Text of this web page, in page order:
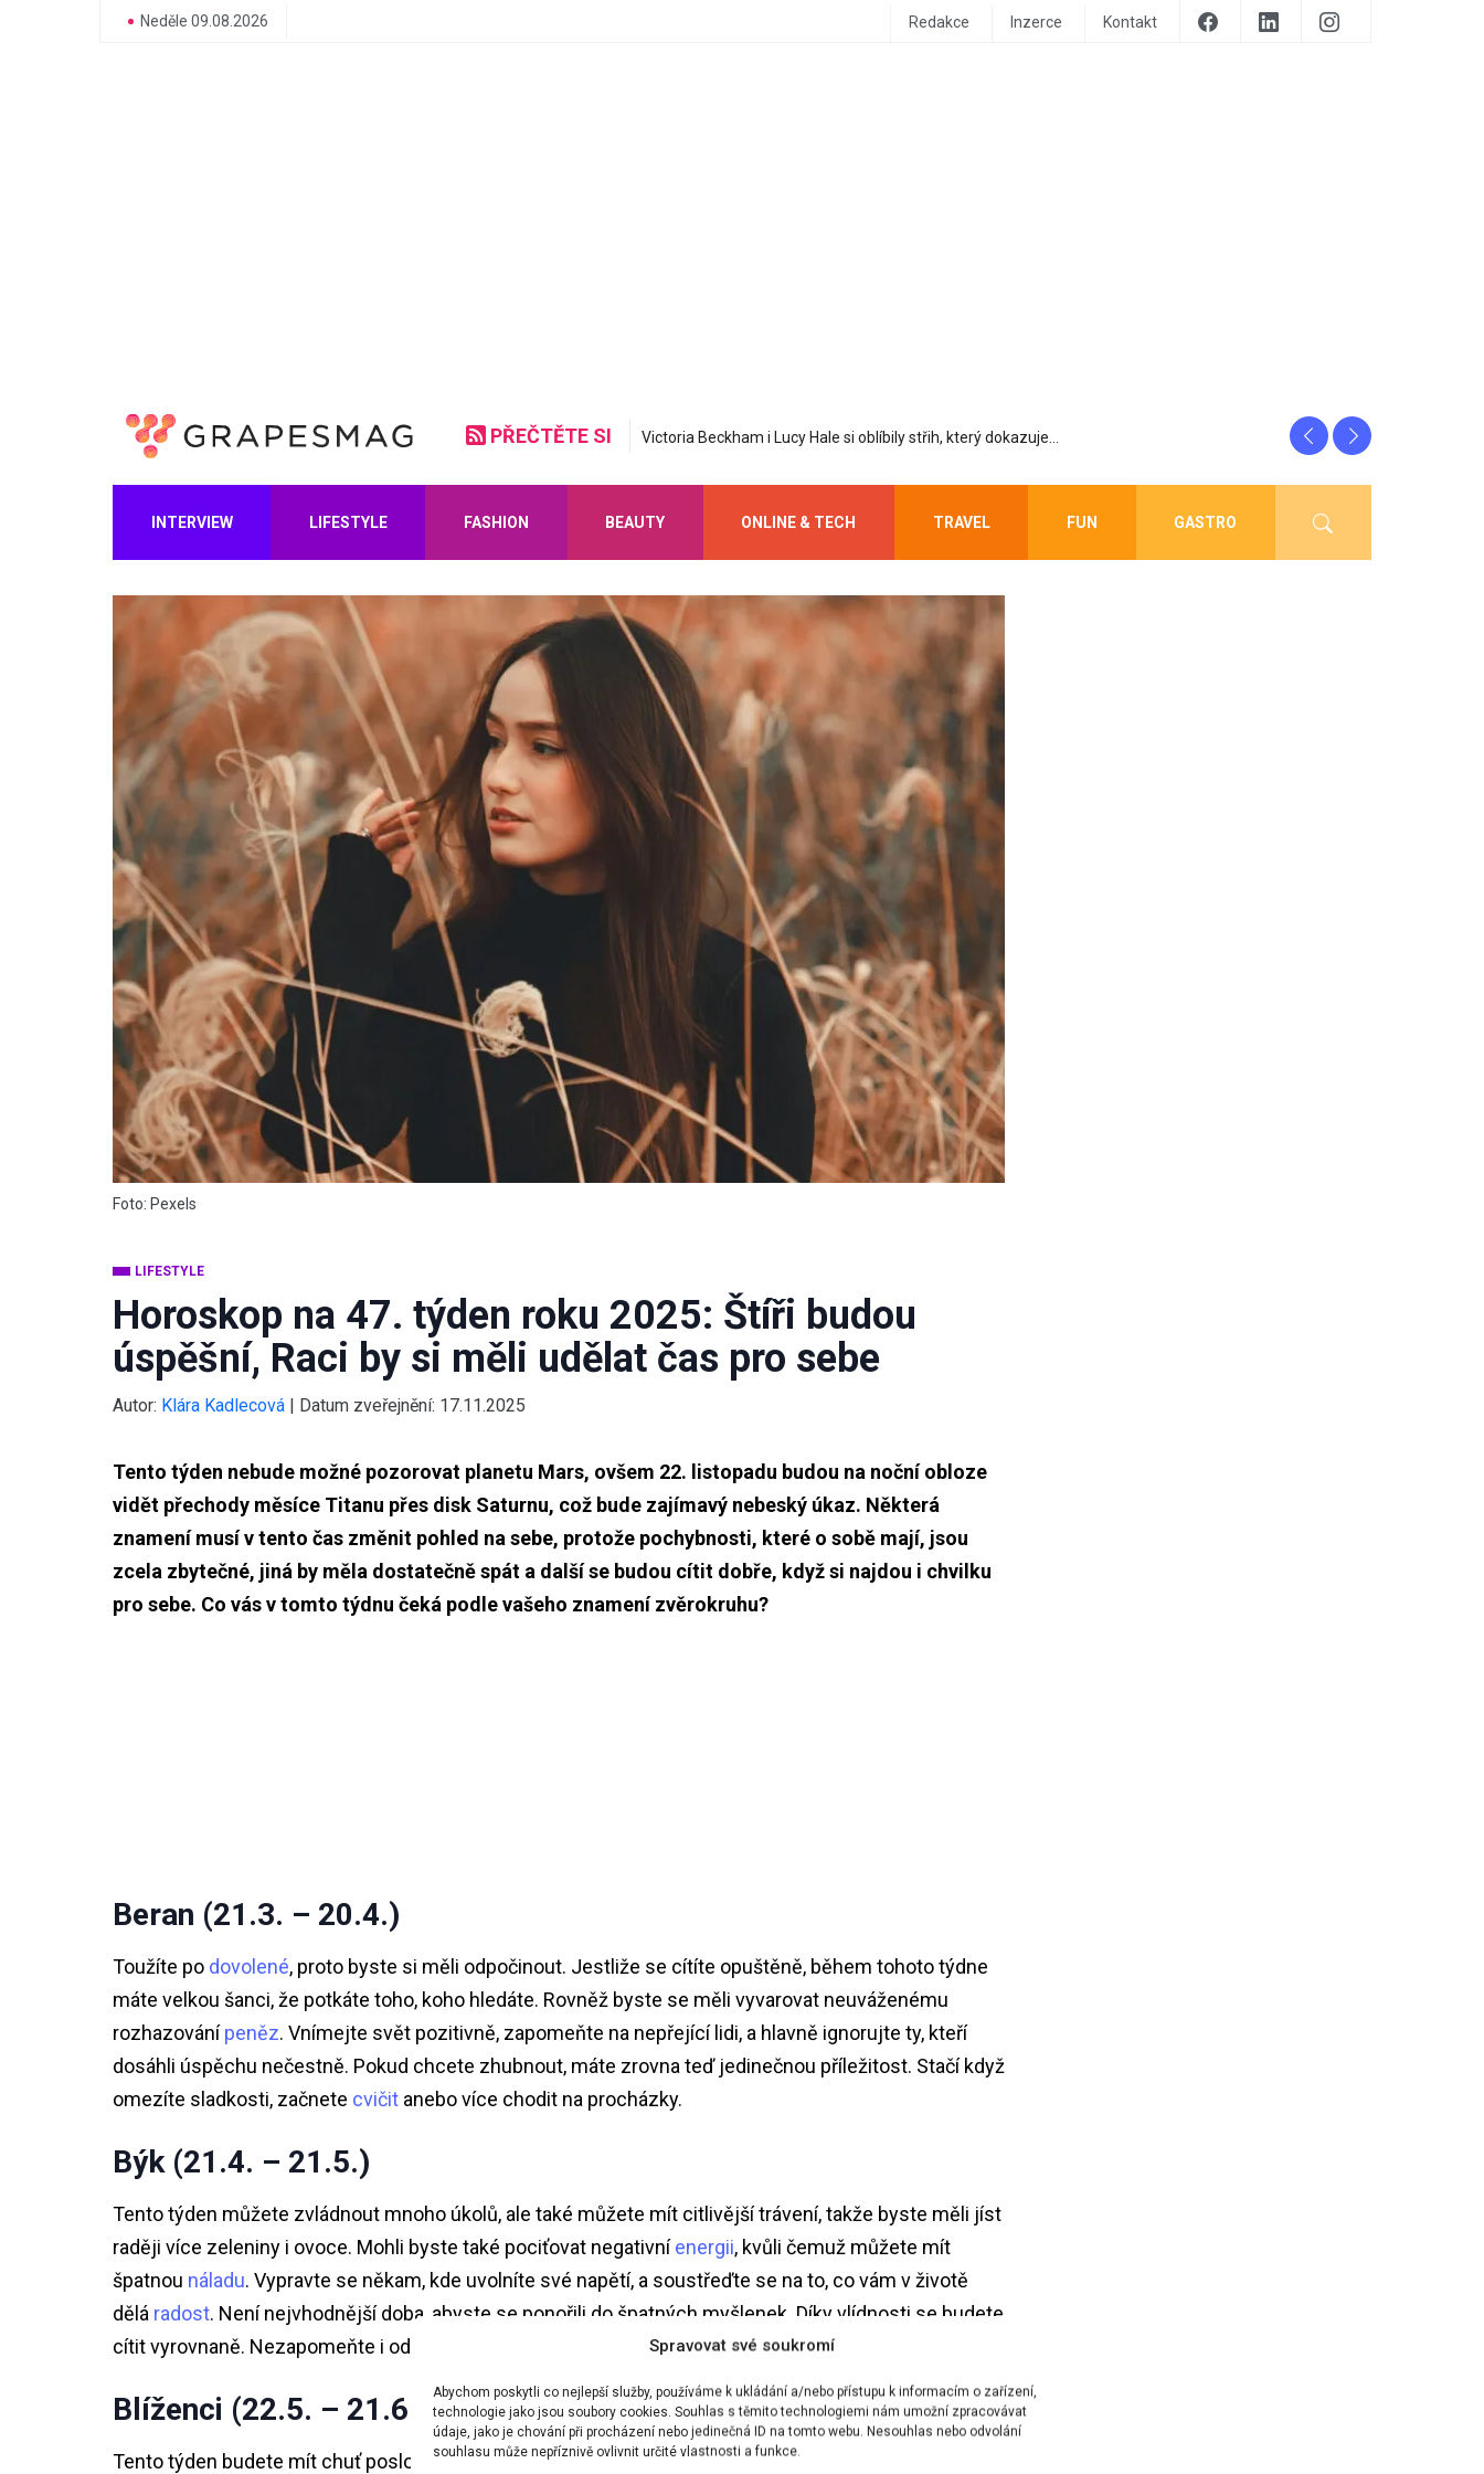
Spravovat své soukromí
Abychom poskytli co nejlepší služby, používáme k ukládání a/nebo přístupu k informacím o zařízení,
technologie jako jsou soubory cookies. Souhlas s těmito technologiemi nám umožní zpracovávat
údaje, jako je chování při procházení nebo jedinečná ID na tomto webu. Nesouhlas nebo odvolání
souhlasu může nepříznivě ovlivnit určité vlastnosti a funkce.
Neděle 09.08.2026 Redakce Inzerce Kontakt
PŘEČTĚTE SI Mastná nerovná se hydratovaná: Korejská skincare prozrazuje, c... PreviousNext
INTERVIEW LIFESTYLE FASHION BEAUTY ONLINE & TECH TRAVEL FUN GASTRO
Foto: Pexels
LIFESTYLE
Horoskop na 47. týden roku 2025: Štíři budou
úspěšní, Raci by si měli udělat čas pro sebe
Autor: Klára Kadlecová | Datum zveřejnění: 17.11.2025
Tento týden nebude možné pozorovat planetu Mars, ovšem 22. listopadu budou na noční obloze
vidět přechody měsíce Titanu přes disk Saturnu, což bude zajímavý nebeský úkaz. Některá
znamení musí v tento čas změnit pohled na sebe, protože pochybnosti, které o sobě mají, jsou
zcela zbytečné, jiná by měla dostatečně spát a další se budou cítit dobře, když si najdou i chvilku
pro sebe. Co vás v tomto týdnu čeká podle vašeho znamení zvěrokruhu?
Beran (21.3. – 20.4.)
Toužíte po dovolené, proto byste si měli odpočinout. Jestliže se cítíte opuštěně, během tohoto týdne
máte velkou šanci, že potkáte toho, koho hledáte. Rovněž byste se měli vyvarovat neuváženému
rozhazovánípeněz. Vnímejte svět pozitivně, zapomeňte na nepřející lidi, a hlavně ignorujte ty, kteří
dosáhli úspěchu nečestně. Pokud chcete zhubnout, máte zrovna teď jedinečnou příležitost. Stačí když
omezíte sladkosti, začnete cvičit anebo více chodit na procházky.
Býk (21.4. – 21.5.)
Tento týden můžete zvládnout mnoho úkolů, ale také můžete mít citlivější trávení, takže byste měli jíst
raději více zeleniny i ovoce. Mohli byste také pociťovat negativníenergii, kvůli čemuž můžete mít
špatnou náladu. Vypravte se někam, kde uvolníte své napětí, a soustřeďte se na to, co vám v životě
dělá radost. Není nejvhodnější doba, abyste se ponořili do špatných myšlenek. Díky vlídnosti se budete
cítit vyrovnaně. Nezapomeňte i odpočívat.
Blíženci (22.5. – 21.6.)
Tento týden budete mít chuť poslouchathudbua taktéž zatoužíte přečíst si nějakou